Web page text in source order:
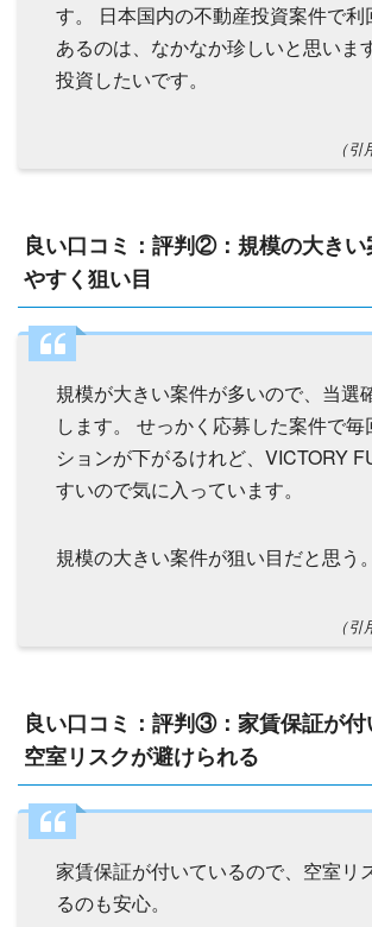
す。 日本国内の不動産投資案件で利
あるのは、なかなか珍しいと思いま
投資したいです。
（
良い口コミ：評判②：規模の大きい
やすく狙い目
規模が大きい案件が多いので、当選
します。 せっかく応募した案件で
ションが下がるけれど、VICTORY
すいので気に入っています。
規模の大きい案件が狙い目だと思う。
（
良い口コミ：評判③：家賃保証が
空室リスクが避けられる
家賃保証が付いているので、空室リ
るのも安心。